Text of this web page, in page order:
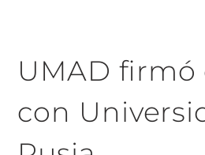
UMAD firmó
con